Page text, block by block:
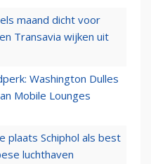
maand dicht voor
Transavia wijken uit
Washington Dulles
Mobile Lounges
plaats Schiphol als best
luchthaven